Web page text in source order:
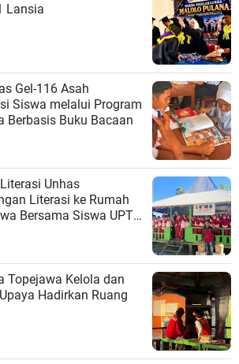
Lansia
Gel-116 Asah
Siswa melalui Program
Berbasis Buku Bacaan
Unhas
Literasi ke Rumah
Bersama Siswa UPT
Topejawa Kelola dan
Hadirkan Ruang